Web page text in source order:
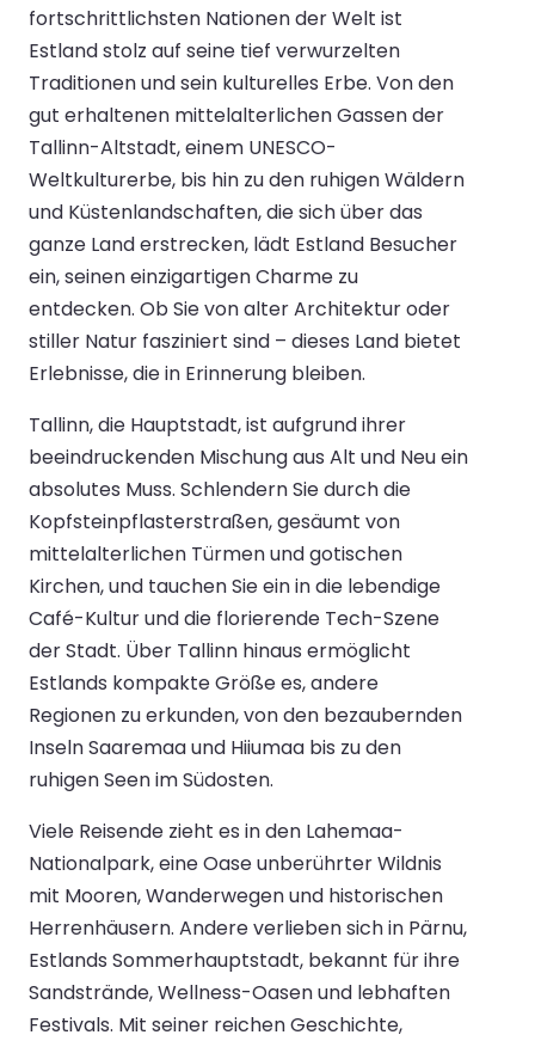
fortschrittlichsten Nationen der Welt ist
Estland stolz auf seine tief verwurzelten
Traditionen und sein kulturelles Erbe. Von den
gut erhaltenen mittelalterlichen Gassen der
Tallinn-Altstadt, einem UNESCO-
Weltkulturerbe, bis hin zu den ruhigen Wäldern
und Küstenlandschaften, die sich über das
ganze Land erstrecken, lädt Estland Besucher
ein, seinen einzigartigen Charme zu
entdecken. Ob Sie von alter Architektur oder
stiller Natur fasziniert sind – dieses Land bietet
Erlebnisse, die in Erinnerung bleiben.
Tallinn, die Hauptstadt, ist aufgrund ihrer
beeindruckenden Mischung aus Alt und Neu ein
absolutes Muss. Schlendern Sie durch die
Kopfsteinpflasterstraßen, gesäumt von
mittelalterlichen Türmen und gotischen
Kirchen, und tauchen Sie ein in die lebendige
Café-Kultur und die florierende Tech-Szene
der Stadt. Über Tallinn hinaus ermöglicht
Estlands kompakte Größe es, andere
Regionen zu erkunden, von den bezaubernden
Inseln Saaremaa und Hiiumaa bis zu den
ruhigen Seen im Südosten.
Viele Reisende zieht es in den Lahemaa-
Nationalpark, eine Oase unberührter Wildnis
mit Mooren, Wanderwegen und historischen
Herrenhäusern. Andere verlieben sich in Pärnu,
Estlands Sommerhauptstadt, bekannt für ihre
Sandstrände, Wellness-Oasen und lebhaften
Festivals. Mit seiner reichen Geschichte,